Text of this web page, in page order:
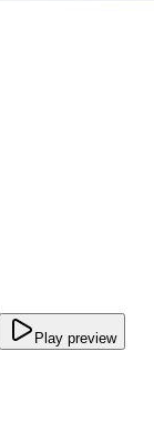
Play preview